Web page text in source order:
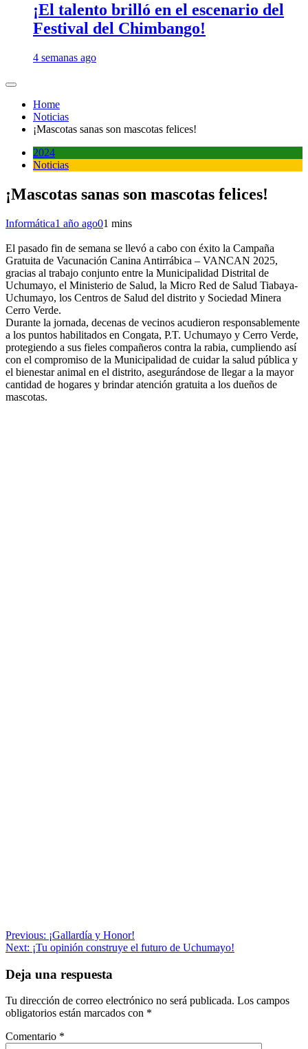
¡El talento brilló en el escenario del
Festival del Chimbango!
4 semanas ago
Home
Noticias
¡Mascotas sanas son mascotas felices!
2024
Noticias
¡Mascotas sanas son mascotas felices!
Informática1 año ago01 mins
El pasado fin de semana se llevó a cabo con éxito la Campaña
Gratuita de Vacunación Canina Antirrábica – VANCAN 2025,
gracias al trabajo conjunto entre la Municipalidad Distrital de
Uchumayo, el Ministerio de Salud, la Micro Red de Salud Tiabaya-
Uchumayo, los Centros de Salud del distrito y Sociedad Minera
Cerro Verde.
Durante la jornada, decenas de vecinos acudieron responsablemente
a los puntos habilitados en Congata, P.T. Uchumayo y Cerro Verde,
protegiendo a sus fieles compañeros contra la rabia, cumpliendo así
con el compromiso de la Municipalidad de cuidar la salud pública y
el bienestar animal en el distrito, asegurándose de llegar a la mayor
cantidad de hogares y brindar atención gratuita a los dueños de
mascotas.
Navegación
de
entradas
Previous: ¡Gallardía y Honor!
Next: ¡Tu opinión construye el futuro de Uchumayo!
Deja una respuesta
Tu dirección de correo electrónico no será publicada. Los campos
obligatorios están marcados con *
Comentario *